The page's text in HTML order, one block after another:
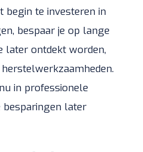
begin te investeren in
bespaar je op lange
later ontdekt worden,
in professionele
besparingen later